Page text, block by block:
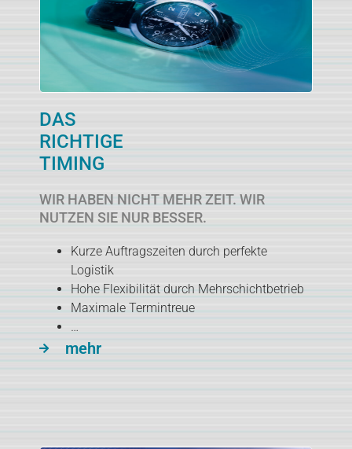
DAS
RICHTIGE
TIMING
WIR HABEN NICHT MEHR ZEIT. WIR
NUTZEN SIE NUR BESSER.
Kurze Auftragszeiten durch perfekte
Logistik
Hohe Flexibilität durch Mehrschichtbetrieb
Maximale Termintreue
…
mehr